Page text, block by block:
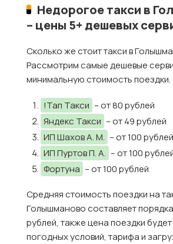
Недорогое такси в
– цены 5+ дешевых
Сколько же стоит такси в
Рассмотрим самые дешевые
минимальную стоимость поездки.
!Тап Такси – от 80 рублей
Яндекс Такси – от 49 рублей
ИП Шахов А. М. – от 100 рублей
ИП Пуртов П. А. – от 100
Фортуна – от 100 рублей
Средняя стоимость поездки на
Голышманово составляет
рублей, также цена поездки
погодных условий, тарифа и